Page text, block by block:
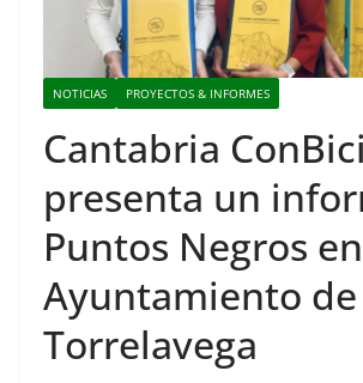
NOTICIAS PROYECTOS & INFORMES
Cantabria ConBici
presenta un
Puntos Negros
Ayuntamiento de
Torrelavega